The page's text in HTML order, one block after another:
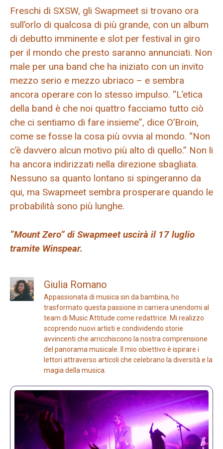
Freschi di SXSW, gli Swapmeet si trovano ora
sull’orlo di qualcosa di più grande, con un album
di debutto imminente e slot per festival in giro
per il mondo che presto saranno annunciati. Non
male per una band che ha iniziato con un invito
mezzo serio e mezzo ubriaco – e sembra
ancora operare con lo stesso impulso. “L’etica
della band è che noi quattro facciamo tutto ciò
che ci sentiamo di fare insieme”, dice O’Broin,
come se fosse la cosa più ovvia al mondo. “Non
c’è davvero alcun motivo più alto di quello.” Non li
ha ancora indirizzati nella direzione sbagliata.
Nessuno sa quanto lontano si spingeranno da
qui, ma Swapmeet sembra prosperare quando le
probabilità sono più lunghe.
“Mount Zero” di Swapmeet uscirà il 17 luglio
tramite Winspear.
Giulia Romano
Appassionata di musica sin da bambina, ho
trasformato questa passione in carriera unendomi al
team di Music Attitude come redattrice. Mi realizzo
scoprendo nuovi artisti e condividendo storie
avvincenti che arricchiscono la nostra comprensione
del panorama musicale. Il mio obiettivo è ispirare i
lettori attraverso articoli che celebrano la diversità e la
magia della musica.